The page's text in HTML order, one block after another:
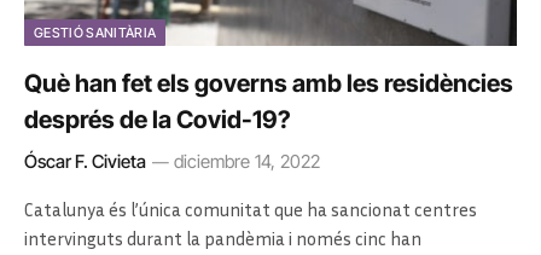
GESTIÓ SANITÀRIA
Què han fet els governs amb les residències
després de la Covid-19?
Óscar F. Civieta diciembre 14, 2022
Catalunya és l’única comunitat que ha sancionat centres
intervinguts durant la pandèmia i només cinc han